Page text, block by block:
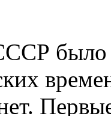
было